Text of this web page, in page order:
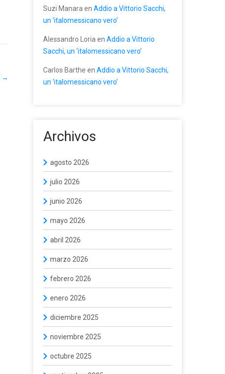
→
Suzi Manara en Addio a Vittorio Sacchi,
un ‘italomessicano vero’
Alessandro Loria en Addio a Vittorio
Sacchi, un ‘italomessicano vero’
Carlos Barthe en Addio a Vittorio Sacchi,
un ‘italomessicano vero’
Archivos
agosto 2026
julio 2026
junio 2026
mayo 2026
abril 2026
marzo 2026
febrero 2026
enero 2026
diciembre 2025
noviembre 2025
octubre 2025